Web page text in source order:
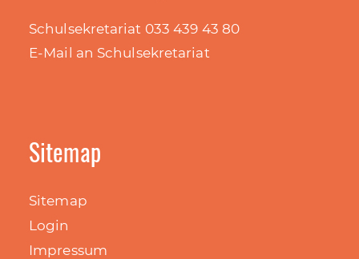
Schulsekretariat 033 439 43 80
E-Mail an Schulsekretariat
Sitemap
Sitemap
Login
Impressum